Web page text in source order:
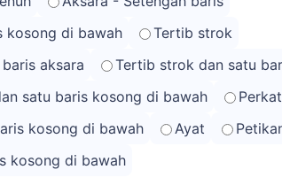
kosong di bawah
Tertib strok
aksara
Tertib strok dan satu
satu baris kosong di bawah
kosong di bawah
Ayat
kosong di bawah